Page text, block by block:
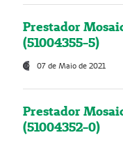
Prestador
(51004355-5)
07 de Maio de 2021
Prestador
(51004352-0)